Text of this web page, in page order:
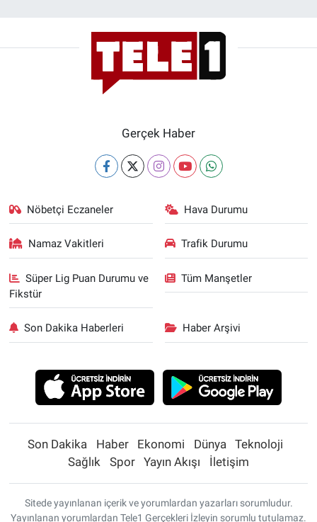
Gerçek Haber
Nöbetçi Eczaneler Hava Durumu
Namaz Vakitleri Trafik Durumu
Süper Lig Puan Durumu ve
Fikstür
Tüm Manşetler
Son Dakika Haberleri Haber Arşivi
Son Dakika Haber Ekonomi Dünya
Teknoloji
Sağlık
Spor Yayın Akışı İletişim
Sitede yayınlanan içerik ve yorumlardan yazarları sorumludur.
Yayınlanan yorumlardan Tele1 Gerçekleri İzleyin sorumlu tutulamaz.